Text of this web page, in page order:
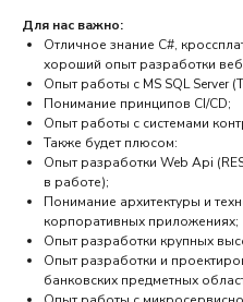
Для нас важно:
Отличное знание C#,
хороший опыт разработки
Опыт работы с MS SQL Server
Понимание принципов CI/CD;
Опыт работы с системами
Также будет плюсом:
Опыт разработки Web Api
в работе);
Понимание архитектуры и
корпоративных приложениях;
Опыт разработки крупных
Опыт разработки и
банковских предметных